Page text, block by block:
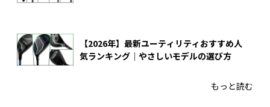
【2026年】最新ユーティリティおすすめ人
気ランキング｜やさしいモデルの選び方
もっと読む